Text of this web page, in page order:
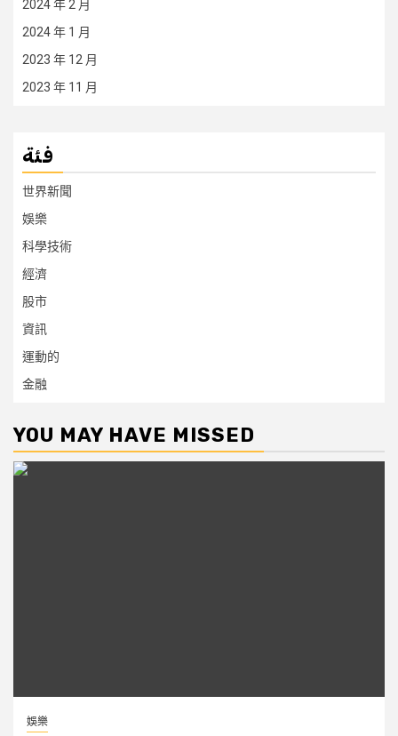
2024 年 2 月
2024 年 1 月
2023 年 12 月
2023 年 11 月
فئة
世界新聞
娛樂
科學技術
經濟
股市
資訊
運動的
金融
YOU MAY HAVE MISSED
娛樂